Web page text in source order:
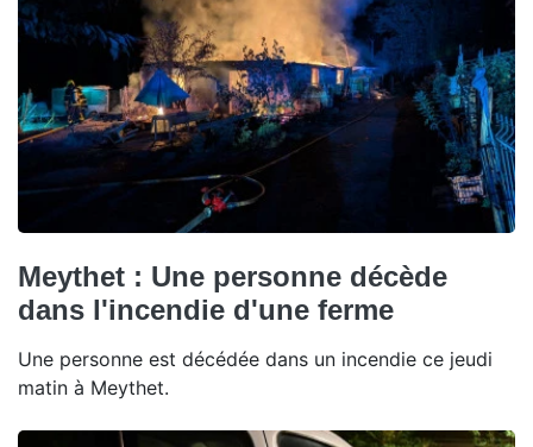
Meythet : Une personne décède
dans l'incendie d'une ferme
Une personne est décédée dans un incendie ce jeudi
matin à Meythet.